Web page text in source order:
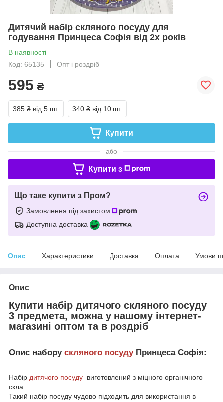
Дитячий набір скляного посуду для
годування Принцеса Софія від 2х років
В наявності
Код: 65135
Опт і роздріб
595 ₴
385 ₴ від 5 шт. 340 ₴ від 10 шт.
Купити
або
Купити з
Що таке купити з Пром?
Замовлення під захистом
Доступна доставка
Опис Характеристики Доставка Оплата Умови
Опис
Купити набір дитячого скляного посуду
3 предмета, можна у нашому інтернет-
магазині оптом та в роздріб
Опис набору скляного посудуПринцеса Софія:
Набір дитячого посуду виготовлений з міцного органічного
скла.
Такий набір посуду чудово підходить для використання в